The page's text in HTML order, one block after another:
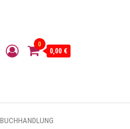
0
0,00 €
BUCHHANDLUNG